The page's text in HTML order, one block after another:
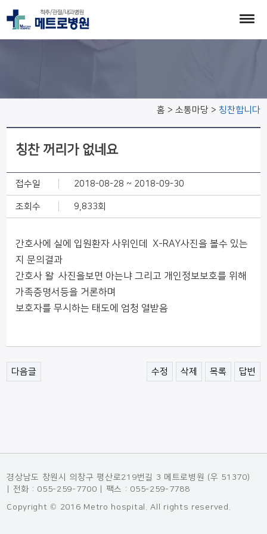
홈 > 소통마당 > 칭찬합니다
칭찬 꺼리가 없네요
접수일 2018-08-28 ~ 2018-09-30
조회수 9,833회
간호사에 실에 입원환자 사위인데 X-RAY사진을 볼수 있는
지 문의결과
간호사 왈 사진을보면 아는냐 그리고 개인정보보호를 위해
가족증명서등을 거론하며
보호자를 무시하는 태도에 엄청 열받음
다음글 수정 삭제 목록 답변
경상남도 창원시 의창구 평산로219번길 3 메트로병원 (우 51370)
| 전화 : 055-259-7700 | 팩스 : 055-259-7788
Copyright © 2016 Metro hospital. All rights reserved.